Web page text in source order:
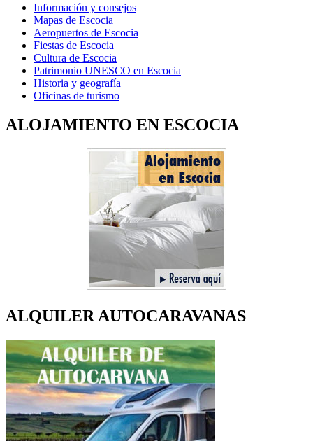
Información y consejos
Mapas de Escocia
Aeropuertos de Escocia
Fiestas de Escocia
Cultura de Escocia
Patrimonio UNESCO en Escocia
Historia y geografía
Oficinas de turismo
ALOJAMIENTO EN ESCOCIA
ALQUILER AUTOCARAVANAS